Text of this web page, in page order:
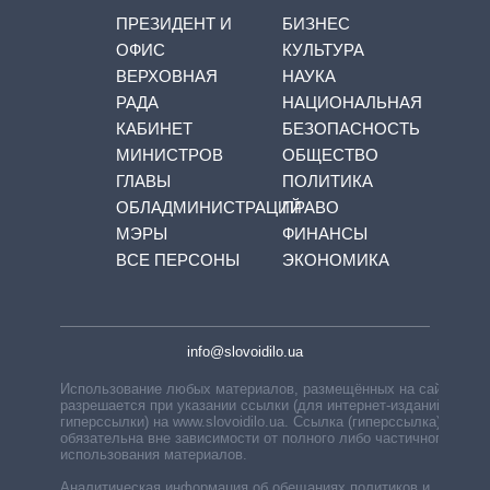
ПРЕЗИДЕНТ И
ОФИС
ВЕРХОВНАЯ
РАДА
КАБИНЕТ
МИНИСТРОВ
ГЛАВЫ
ОБЛАДМИНИСТРАЦИЙ
МЭРЫ
ВСЕ ПЕРСОНЫ
БИЗНЕС
КУЛЬТУРА
НАУКА
НАЦИОНАЛЬНАЯ
БЕЗОПАСНОСТЬ
ОБЩЕСТВО
ПОЛИТИКА
ПРАВО
ФИНАНСЫ
ЭКОНОМИКА
info@slovoidilo.ua
Использование любых материалов, размещённых на сайте,
разрешается при указании ссылки (для интернет-изданий —
гиперссылки) на www.slovoidilo.ua. Ссылка (гиперссылка)
обязательна вне зависимости от полного либо частичного
использования материалов.